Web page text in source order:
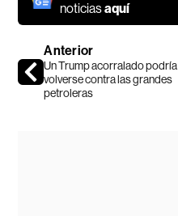
noticiasaquí
Anterior
Un Trump acorralado podría
volverse contra las grandes
petroleras